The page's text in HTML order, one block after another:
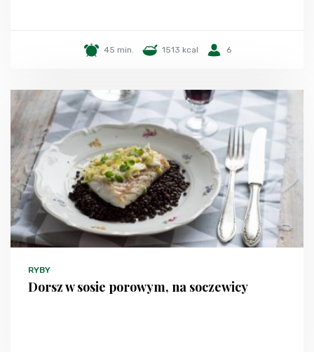
45 min. 1513 kcal 6
RYBY
Dorsz w sosie porowym, na soczewicy